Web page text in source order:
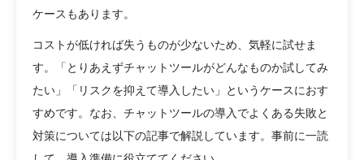
ケースもあります。
コストが低ければ失うものが少ないため、気軽に試せま
す。「とりあえずチャットツールがどんなものか試してみ
たい」「リスクを抑えて導入したい」というケースにおす
すめです。なお、チャットツールの導入でよくある失敗と
対策については以下の記事で解説しています。事前に一読